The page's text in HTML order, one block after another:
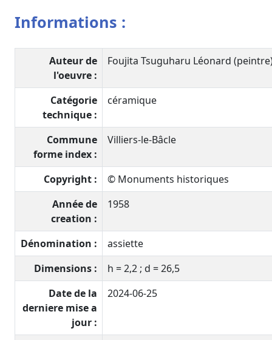
Informations :
Auteur de
l'oeuvre :
Foujita Tsuguharu Léonard
Catégorie
technique :
céramique
Commune
forme index :
Villiers-le-Bâcle
Copyright :
© Monuments historiques
Année de
creation :
1958
Dénomination :
assiette
Dimensions :
h = 2,2 ; d = 26,5
Date de la
derniere mise a
jour :
2024-06-25